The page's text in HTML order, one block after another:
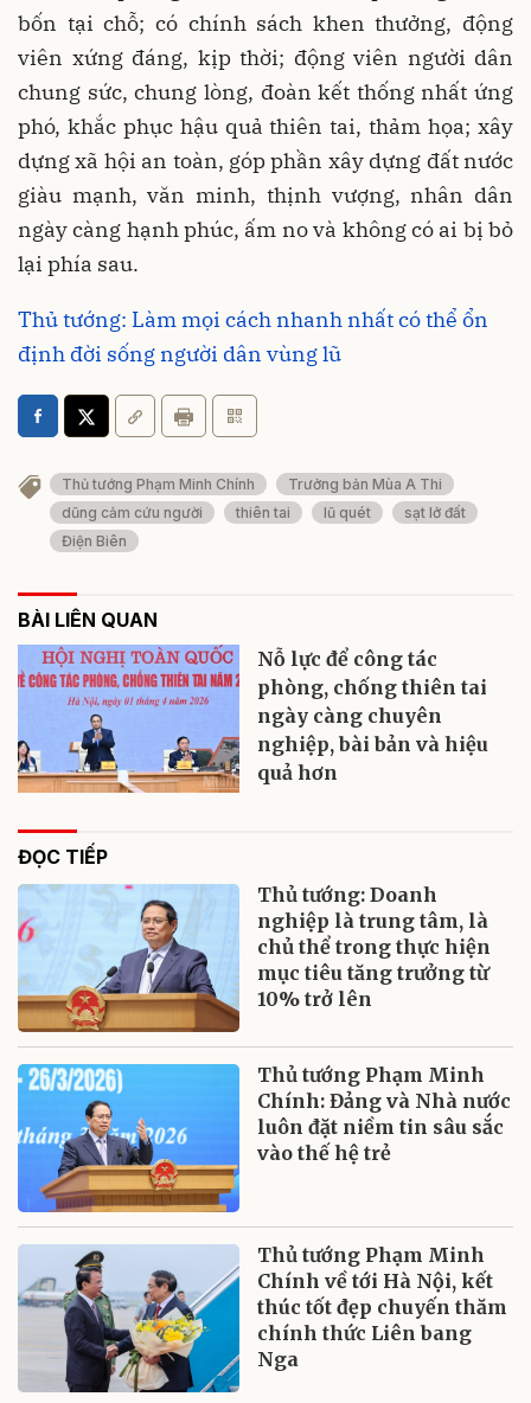
bốn tại chỗ; có chính sách khen thưởng, động
viên xứng đáng, kịp thời; động viên người dân
chung sức, chung lòng, đoàn kết thống nhất ứng
phó, khắc phục hậu quả thiên tai, thảm họa; xây
dựng xã hội an toàn, góp phần xây dựng đất nước
giàu mạnh, văn minh, thịnh vượng, nhân dân
ngày càng hạnh phúc, ấm no và không có ai bị bỏ
lại phía sau.
Thủ tướng: Làm mọi cách nhanh nhất có thể ổn
định đời sống người dân vùng lũ
Thủ tướng Phạm Minh Chính
Trưởng bản Mùa A Thi
dũng cảm cứu người
thiên tai lũ quét
sạt lở đất
Điện Biên
BÀI LIÊN QUAN
Nỗ lực để công tác
phòng, chống thiên tai
ngày càng chuyên
nghiệp, bài bản và hiệu
quả hơn
ĐỌC TIẾP
Thủ tướng: Doanh
nghiệp là trung tâm, là
chủ thể trong thực hiện
mục tiêu tăng trưởng từ
10% trở lên
Thủ tướng Phạm Minh
Chính: Đảng và Nhà nước
luôn đặt niềm tin sâu sắc
vào thế hệ trẻ
Thủ tướng Phạm Minh
Chính về tới Hà Nội, kết
thúc tốt đẹp chuyến thăm
chính thức Liên bang
Nga